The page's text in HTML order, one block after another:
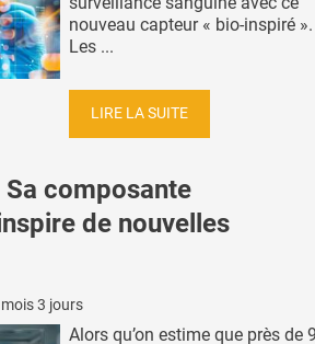
nouveau capteur « bio-inspiré ».
Les ...
LIRE LA SUITE
Sa composante
de nouvelles
3 jours
Alors qu’on estime que près de 9